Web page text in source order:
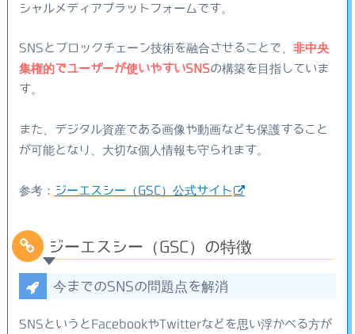
シャルメディアプラットフォームです。
SNSとブロックチェーン技術を融合させることで、 非中央
集権的でユーザーが使いやすいSNSの構築を目指していま
す。
また、デジタル資産である画像や動画なども保護すること
が可能となり、大切な個人情報も守られます。
参考： ジーエスシー（GSC）公式サイト
ジーエスシー（GSC）の特徴
今までのSNSの問題点を解消
SNSというとFacebookやTwitterなどを思い浮かべる方が